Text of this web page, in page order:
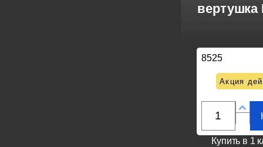
вертушка
8525
Акция
Купить в 1